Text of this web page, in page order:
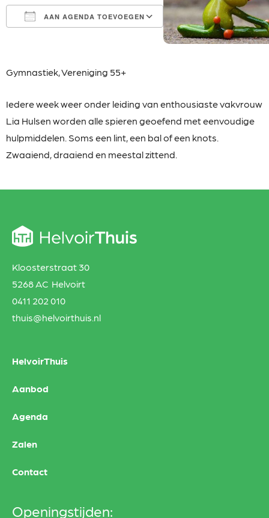
AAN AGENDA TOEVOEGEN
Outlook Live
Gymnastiek, Vereniging 55+
Iedere week weer onder leiding van enthousiastevakvrouw
Lia Hulsen worden alle spieren geoefend met eenvoudige
hulpmiddelen. Soms een lint, een bal of een knots.
Zwaaiend, draaiend en meestal zittend.
Kloosterstraat 30
5268 AC Helvoirt
0411 202 010
thuis@helvoirthuis.nl
HelvoirThuis
Aanbod
Agenda
Zalen
Contact
Openingstijden: